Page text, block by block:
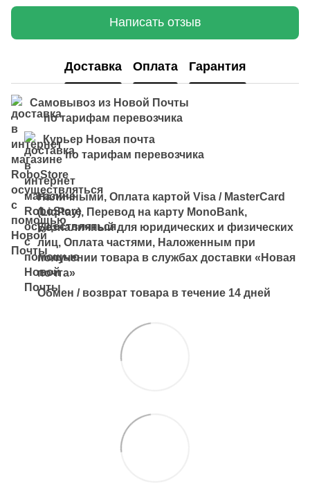
Написать отзыв
Доставка Оплата Гарантия
Самовывоз из Новой Почты
по тарифам перевозчика
Курьер Новая почта
по тарифам перевозчика
Наличными, Оплата картой Visa / MasterCard
(LiqPay), Перевод на карту MonoBank,
Безналичный для юридических и физических
лиц, Оплата частями, Наложенным при
получении товара в службах доставки «Новая
почта»
Обмен / возврат товара в течение 14 дней